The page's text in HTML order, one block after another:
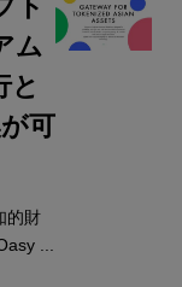
ト
ム
と
可
的財
...